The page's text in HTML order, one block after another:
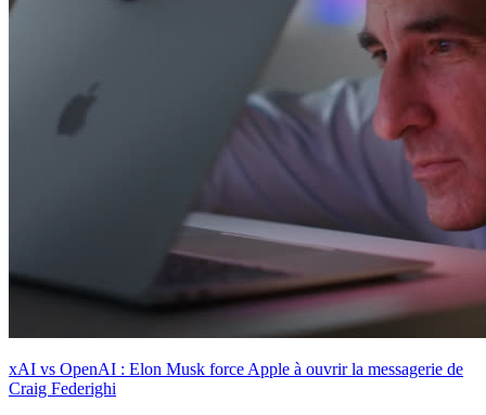
xAI vs OpenAI : Elon Musk force Apple à ouvrir la messagerie de
Craig Federighi